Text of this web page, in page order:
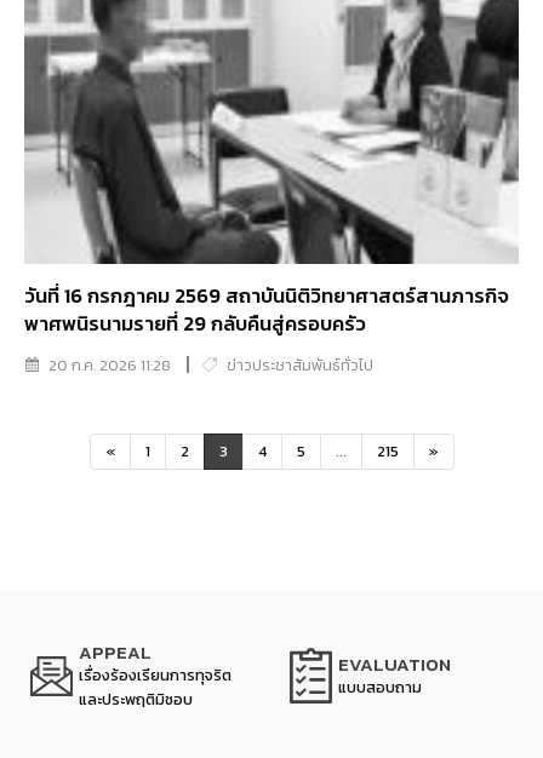
วันที่ 16 กรกฎาคม 2569 สถาบันนิติวิทยาศาสตร์สานภารกิจ
พาศพนิรนามรายที่ 29 กลับคืนสู่ครอบครัว
20 ก.ค. 2026 11:28 ข่าวประชาสัมพันธ์ทั่วไป
« 1 2 3 4 5 ... 215 »
APPEAL
เรื่องร้องเรียนการทุจริต
และประพฤติมิชอบ
EVALUATION
แบบสอบถาม